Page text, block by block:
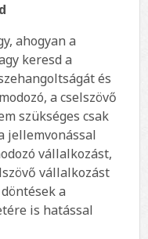
ahogyan a
keresd a
és
a cselszövő
szükséges csak
jellemvonással
vállalkozást,
vállalkozást
a
is hatással